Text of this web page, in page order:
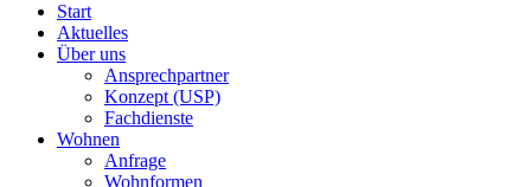
Start
Aktuelles
Über uns
Ansprechpartner
Konzept (USP)
Fachdienste
Wohnen
Anfrage
Wohnformen